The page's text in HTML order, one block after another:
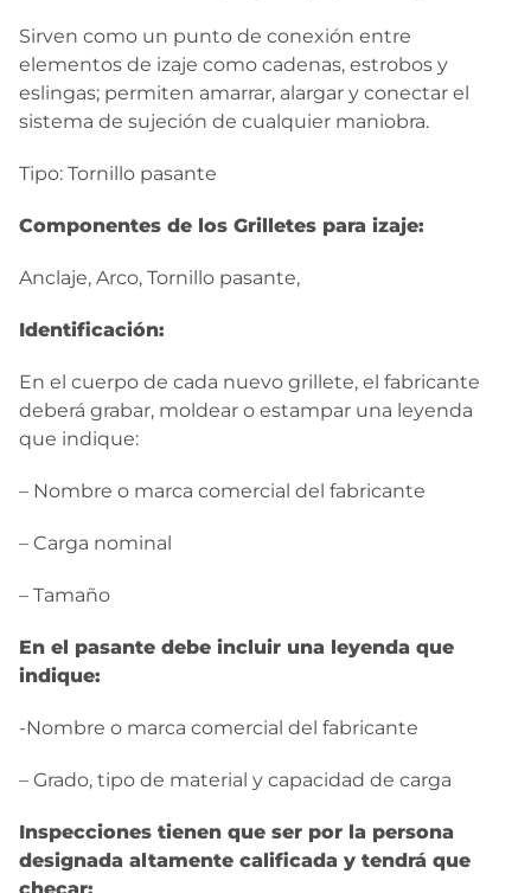
Sirven como un punto de conexión entre
elementos de izaje como cadenas, estrobos y
eslingas; permiten amarrar, alargar y conectar el
sistema de sujeción de cualquier maniobra.
Tipo: Tornillo pasante
Componentes de los Grilletes para izaje:
Anclaje, Arco, Tornillo pasante,
Identificación:
En el cuerpo de cada nuevo grillete, el fabricante
deberá grabar, moldear o estampar una leyenda
que indique:
– Nombre o marca comercial del fabricante
– Carga nominal
– Tamaño
En el pasante debe incluir una leyenda que
indique:
-Nombre o marca comercial del fabricante
– Grado, tipo de material y capacidad de carga
Inspecciones tienen que ser por la persona
designada altamente calificada y tendrá que